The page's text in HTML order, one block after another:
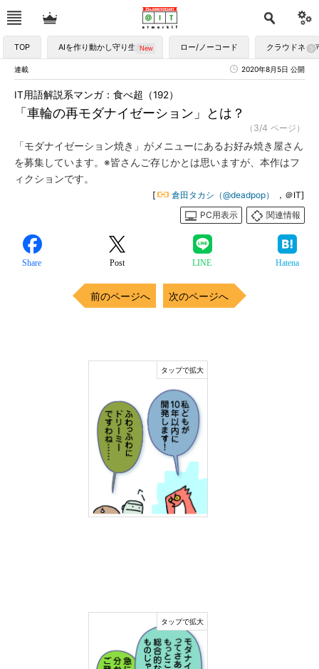
TOP AIを作り動かし守り生かす ロー/ノーコード クラウドネイ
連載 2020年8月5日 公開
「車輪の再モダナイゼーション」とは？
IT用語解説系マンガ：食べ超（192）
（3/4 ページ）
「モダナイゼーション焼き」がメニューにあるお好み焼き屋さん
を募集しています。※皆さんご存じかとは思いますが、本作はフ
ィクションです。
[ 倉田タカシ（@deadpop）
，＠IT]
PC用表示
関連情報
Share Post LINE Hatena
前のページへ 次のページへ